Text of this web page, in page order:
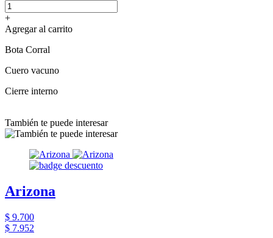
+
Agregar al carrito
Bota Corral
Cuero vacuno
Cierre interno
También te puede interesar
Arizona
$ 9.700
$ 7.952